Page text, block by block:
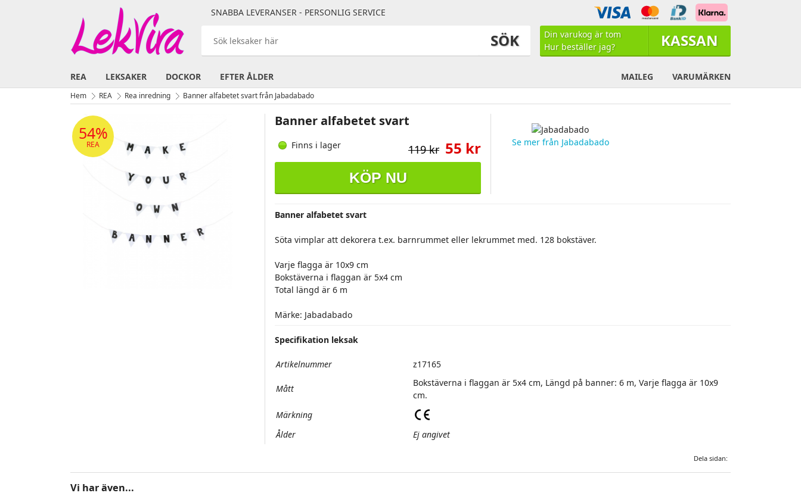
SNABBA LEVERANSER - PERSONLIG SERVICE
SÖK
Din varukog är tom
Hur beställer jag?
KASSAN
REA LEKSAKER DOCKOR EFTER ÅLDER VARUMÄRKEN
MAILEG
Hem REA Rea inredning Banner alfabetet svart från Jabadabado
54%
REA
Banner alfabetet svart
Finns i lager 55 kr
119 kr
KÖP NU
Se mer från Jabadabado
Banner alfabetet svart
Söta vimplar att dekorera t.ex. barnrummet eller lekrummet med. 128 bokstäver.
Varje flagga är 10x9 cm
Bokstäverna i flaggan är 5x4 cm
Total längd är 6 m
Märke: Jabadabado
Specifikation leksak
Artikelnummer z17165
Mått
Bokstäverna i flaggan är 5x4 cm, Längd på banner: 6 m, Varje flagga är 10x9
cm.
Märkning
Ålder
Ej angivet
Dela sidan:
Vi har även...